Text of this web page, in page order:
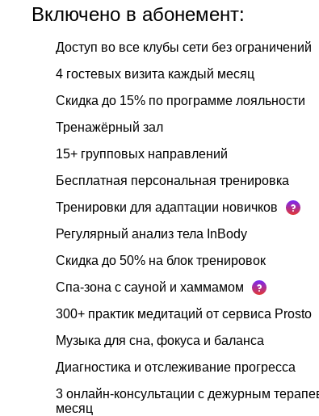
Включено в абонемент:
Доступ во все клубы сети без ограничений
4 гостевых визита каждый месяц
Скидка до 15% по программе лояльности
Тренажёрный зал
15+ групповых направлений
Бесплатная персональная тренировка
Тренировки для адаптации новичков
Регулярный анализ тела InBody
Скидка до 50% на блок тренировок
Спа-зона с сауной и хаммамом
300+ практик медитаций от сервиса Prosto
Музыка для сна, фокуса и баланса
Диагностика и отслеживание прогресса
3 онлайн-консультации с дежурным
месяц